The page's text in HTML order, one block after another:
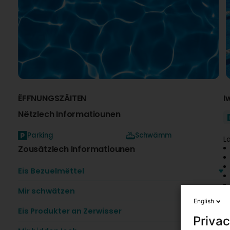
ËFFNUNGSZÄITEN
Nëtzlech Informatiounen
Parking Schwämm
Zousätzlech Informatiounen
Eis Bezuelmëttel
Mir schwätzen
Eis Produkter an Zerwisser
English